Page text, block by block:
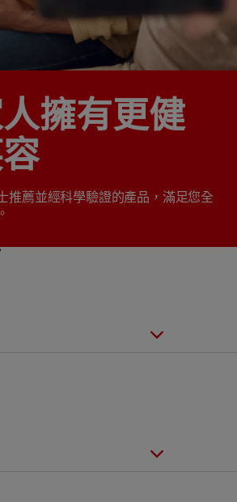
擁有更健
推薦並經科學驗證的產品，滿足您全